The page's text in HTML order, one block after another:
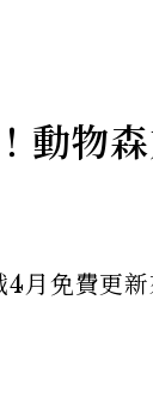
動物
月免費更